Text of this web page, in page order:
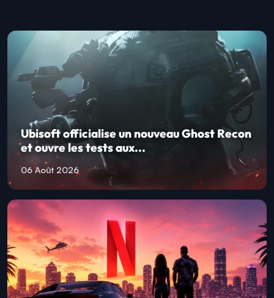
Ubisoft officialise un nouveau Ghost Recon
et ouvre les tests aux...
06 Août 2026